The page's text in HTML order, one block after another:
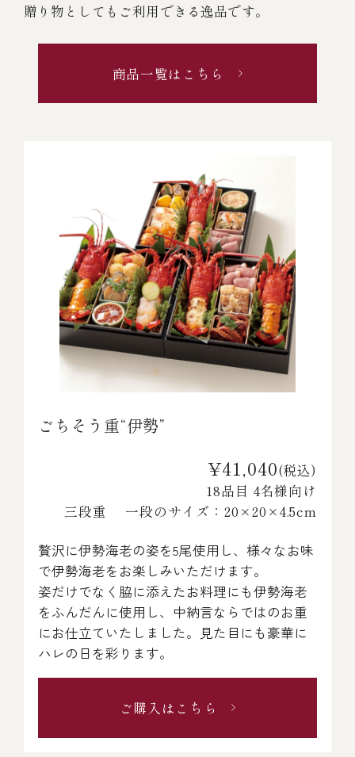
贈り物としてもご利用できる逸品です。
商品一覧はこちら
ごちそう重“伊勢”
¥41,040(税込)
18品目 4名様向け
三段重 一段のサイズ：20×20×4.5cm
贅沢に伊勢海老の姿を5尾使用し、様々なお味
で伊勢海老をお楽しみいただけます。
姿だけでなく脇に添えたお料理にも伊勢海老
をふんだんに使用し、中納言ならではのお重
にお仕立ていたしました。見た目にも豪華に
ハレの日を彩ります。
ご購入はこちら